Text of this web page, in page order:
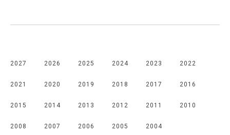
2027 2026 2025 2024 2023 2022
2021 2020 2019 2018 2017 2016
2015 2014 2013 2012 2011 2010
2008 2007 2006 2005 2004